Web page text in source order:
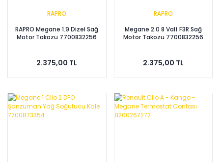
RAPRO
RAPRO Megane 1.9 Dizel Sağ
Motor Takozu 7700832256
2.375,00 TL
RAPRO
Megane 2.0 8 Valf F3R Sağ
Motor Takozu 7700832256
2.375,00 TL